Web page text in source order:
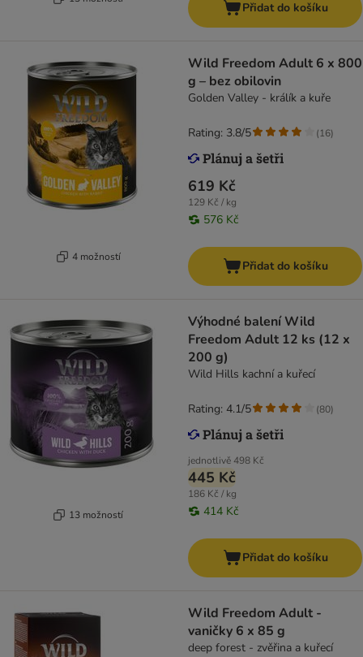
Přidat do košíku
4 možností
Wild Freedom Adult 6 x 800
g – bez obilovin
Golden Valley - králík a kuře
619 Kč
129 Kč / kg
576 Kč
Rating: 3.8/5 (16)
Přidat do košíku
13 možností
Výhodné balení Wild
Freedom Adult 12 ks (12 x
200 g)
Wild Hills kachní a kuřecí
jednotlivě498 Kč
445 Kč
186 Kč / kg
414 Kč
Rating: 4.1/5 (80)
Přidat do košíku
Wild Freedom Adult -
vaničky 6 x 85 g
deep forest - zvěřina a kuřecí